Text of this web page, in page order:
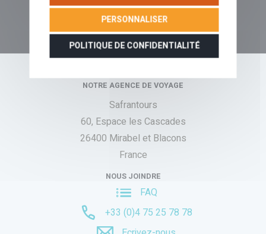
RÉCITS & CONSEILS
NOTRE AGENCE DE VOYAGE
Safrantours
60, Espace les Cascades
26400 Mirabel et Blacons
France
NOUS JOINDRE
FAQ
+33 (0)4 75 25 78 78
PERSONNALISER
POLITIQUE DE CONFIDENTIALITÉ